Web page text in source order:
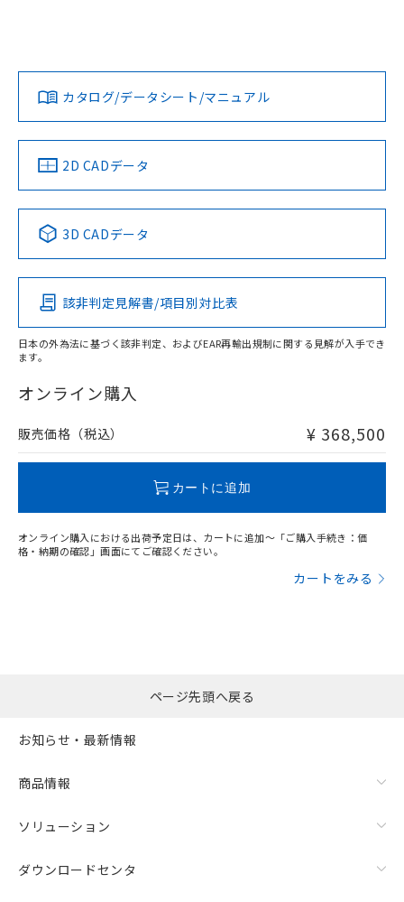
カタログ/データシート/マニュアル
2D CADデータ
3D CADデータ
該非判定見解書/項目別対比表
日本の外為法に基づく該非判定、およびEAR再輸出規制に関する見解が入手でき
ます。
オンライン購入
販売価格（税込） ¥ 368,500
カートに追加
オンライン購入における出荷予定日は、カートに追加～「ご購入手続き：価
格・納期の確認」画面にてご確認ください。
カートをみる
既に当社にて対応品への在庫切替を完了
していることから、特段のことがない限
り、2022年1月12日より割愛しておりま
す。
ページ先頭へ戻る
お知らせ・最新情報
商品情報
ソリューション
ダウンロードセンタ